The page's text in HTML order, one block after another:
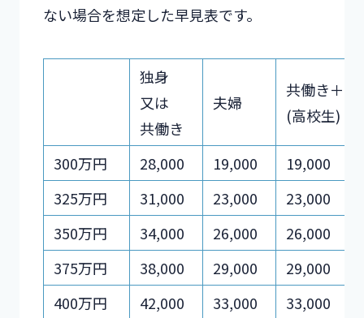
ない場合を想定した早見表です。
独身
又は
共働き
夫婦
共働き＋子
(高校生)
300万円 28,000 19,000
19,000
325万円
31,000 23,000
23,000
350万円
34,000 26,000
26,000
375万円
38,000 29,000
29,000
400万円
42,000 33,000
33,000